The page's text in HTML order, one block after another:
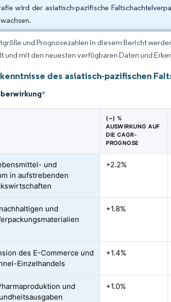
wird der asiatisch-pazifische
und Prognosezahlen in diesem Bericht
und mit den neuesten verfügbaren Daten und
des asiatisch-pazifischen
*
(~) %
AUSWIRKUNG AUF
DIE CAGR-
PROGNOSE
und
in aufstrebenden
+2.2%
und
+1.8%
des E-Commerce und
Einzelhandels
+1.4%
und
+1.0%